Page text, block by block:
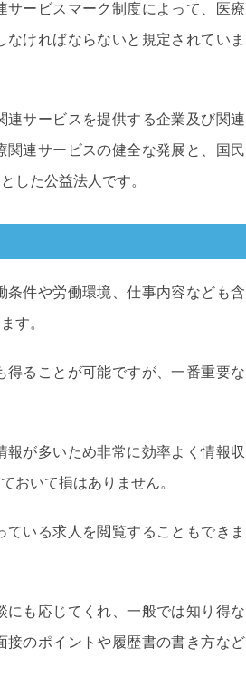
サービスマーク制度によって、医療
ければならないと規定されていま
サービスを提供する企業及び関連
連サービスの健全な発展と、国民
した公益法人です。
件や労働環境、仕事内容なども含
す。
ることが可能ですが、一番重要な
報が多いため非常に効率よく情報収
おいて損はありません。
いる求人を閲覧することもできま
も応じてくれ、一般では知り得な
接のポイントや履歴書の書き方など